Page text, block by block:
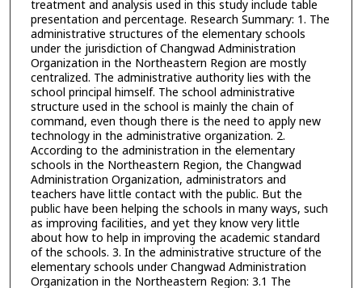
treatment and analysis used in this study include table
presentation and percentage. Research Summary: 1. The
administrative structures of the elementary schools
under the jurisdiction of Changwad Administration
Organization in the Northeastern Region are mostly
centralized. The administrative authority lies with the
school principal himself. The school administrative
structure used in the school is mainly the chain of
command, even though there is the need to apply new
technology in the administrative organization. 2.
According to the administration in the elementary
schools in the Northeastern Region, the Changwad
Administration Organization, administrators and
teachers have little contact with the public. But the
public have been helping the schools in many ways, such
as improving facilities, and yet they know very little
about how to help in improving the academic standard
of the schools. 3. In the administrative structure of the
elementary schools under Changwad Administration
Organization in the Northeastern Region: 3.1 The